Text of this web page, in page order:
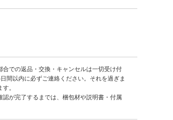
での返品・交換・キャンセルは一切受け付
間以内に必ずご連絡ください。それを過ぎま
。
が完了するまでは、梱包材や説明書・付属